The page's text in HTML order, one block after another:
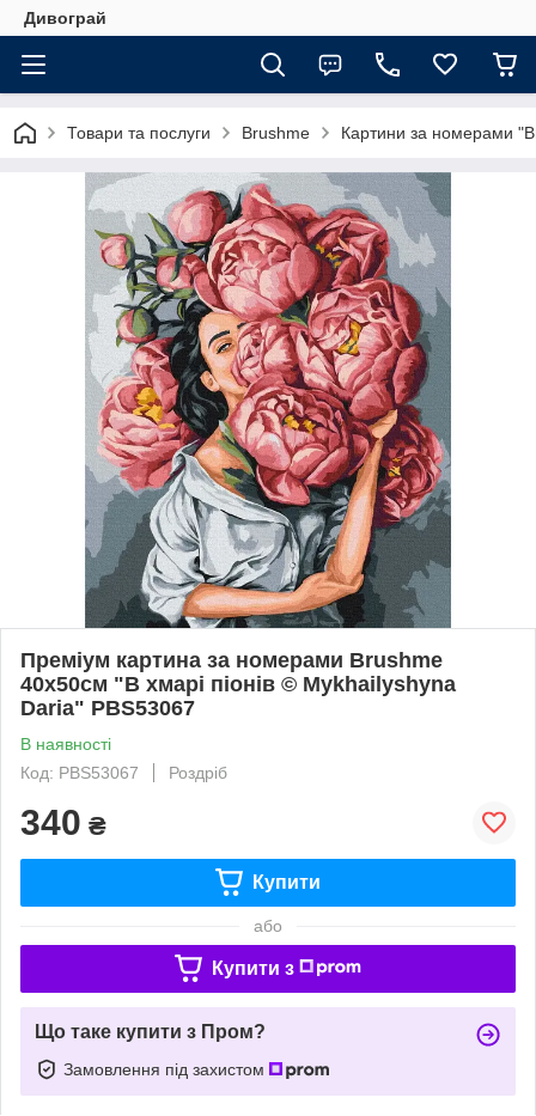
Дивограй
Товари та послуги Brushme Картини за номерами
Преміум картина за номерами Brushme
40x50см "В хмарі піонів © Mykhailyshyna
Daria" PBS53067
В наявності
Код: PBS53067
Роздріб
340 ₴
Купити
або
Купити з
Що таке купити з Пром?
Замовлення під захистом